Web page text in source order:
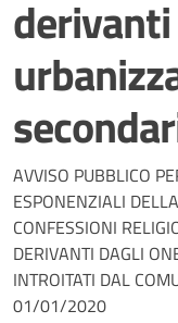
Dettagli
AVVISO PUBBLICO
ESPONENZIALI
CONFESSIONI
DERIVANTI DAGLI
INTROITATI DAL
01/01/2020